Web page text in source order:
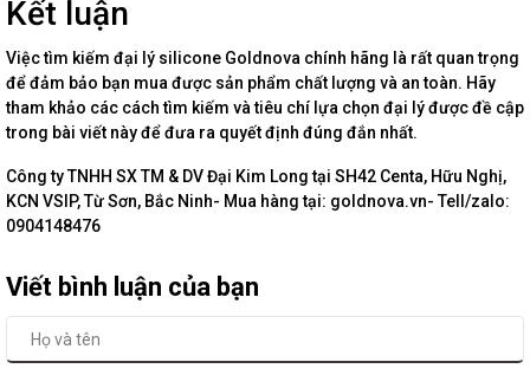
Kết luận
Việc tìm kiếm đại lý silicone Goldnova chính hãng là rất quan trọng
để đảm bảo bạn mua được sản phẩm chất lượng và an toàn. Hãy
tham khảo các cách tìm kiếm và tiêu chí lựa chọn đại lý được đề cập
trong bài viết này để đưa ra quyết định đúng đắn nhất.
Công ty TNHH SX TM & DV Đại Kim Long tại SH42 Centa, Hữu Nghị,
KCN VSIP, Từ Sơn, Bắc Ninh- Mua hàng tại: goldnova.vn- Tell/zalo:
0904148476
Viết bình luận của bạn